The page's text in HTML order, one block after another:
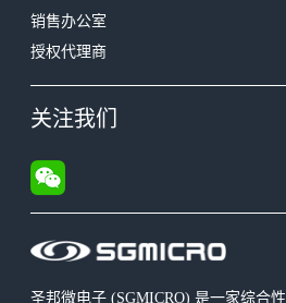
圣邦微电子 (SGMICRO) 是一家综合
销售办公室
授权代理商
关注我们